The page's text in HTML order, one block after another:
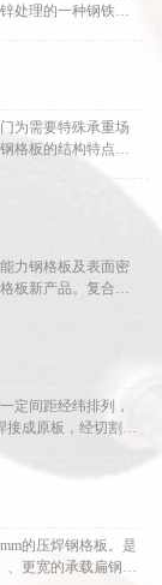
处理的一种钢铁产
为需要特殊承重场
格板的结构特点：
力钢格板及表面密
板新产品。复合钢
定间距经纬排列，
接成原板，经切割，
的压焊钢格板。是
、更宽的承载扁钢制